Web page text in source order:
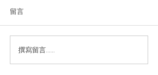
【投書】在宅醫療的關鍵
不是「 24 小時無休」，
留言
撰寫留言......